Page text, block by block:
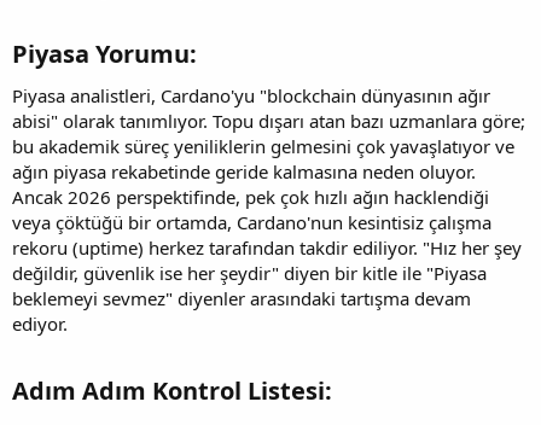
Piyasa Yorumu:​
Piyasa analistleri, Cardano'yu "blockchain dünyasının ağır
abisi" olarak tanımlıyor. Topu dışarı atan bazı uzmanlara göre;
bu akademik süreç yeniliklerin gelmesini çok yavaşlatıyor ve
ağın piyasa rekabetinde geride kalmasına neden oluyor.
Ancak 2026 perspektifinde, pek çok hızlı ağın hacklendiği
veya çöktüğü bir ortamda, Cardano'nun kesintisiz çalışma
rekoru (uptime) herkez tarafından takdir ediliyor. "Hız her şey
değildir, güvenlik ise her şeydir" diyen bir kitle ile "Piyasa
beklemeyi sevmez" diyenler arasındaki tartışma devam
ediyor.
Adım Adım Kontrol Listesi:​